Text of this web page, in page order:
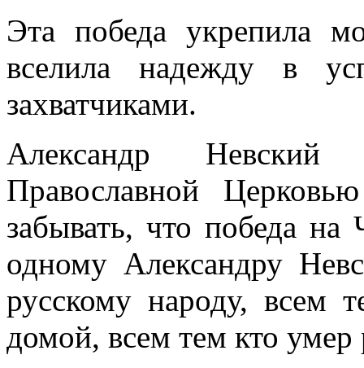
Эта победа укрепила
вселила надежду в
захватчиками.
Александр
Православной
забывать, что победа
одному Александру
русскому народу, всем
домой, всем тем кто